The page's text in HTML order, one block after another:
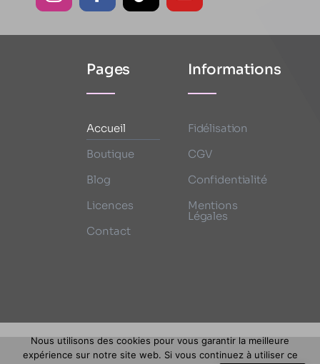
Pages
Accueil
Boutique
Blog
Licences
Contact
Informations
Fidélisation
CGV
Confidentialité
Mentions
Légales
Nous utilisons des cookies pour vous garantir la meilleure
expérience sur notre site web. Si vous continuez à utiliser ce